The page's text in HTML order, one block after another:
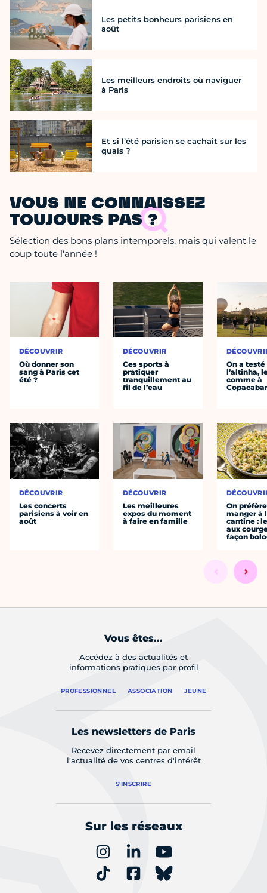
Les petits bonheurs parisiens en
août
Les meilleurs endroits où naviguer
à Paris
Et si l’été parisien se cachait sur les
quais ?
VOUS NE CONNAISSEZ
TOUJOURS PAS ?
Sélection des bons plans intemporels, mais qui valent le
coup toute l'année !
DÉCOUVRIR
Où donner son
sang à Paris cet
été ?
DÉCOUVRIR
Les concerts
parisiens à voir en
août
DÉCOUVRIR
Ces sports à
pratiquer
tranquillement au
fil de l’eau
DÉCOUVRIR
Les meilleures
expos du moment
à faire en famille
On a testé
l’altinha,
comme à
On préfère
manger à
cantine :
aux
façon
Vous êtes...
Accédez à des actualités et
informations pratiques par profil
PROFESSIONNEL ASSOCIATION JEUNE
Les newsletters de Paris
Recevez directement par email
l'actualité de vos centres d'intérêt
S'INSCRIRE
Sur les réseaux